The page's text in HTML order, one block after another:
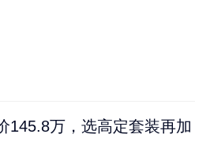
145.8万，选高定套装再加